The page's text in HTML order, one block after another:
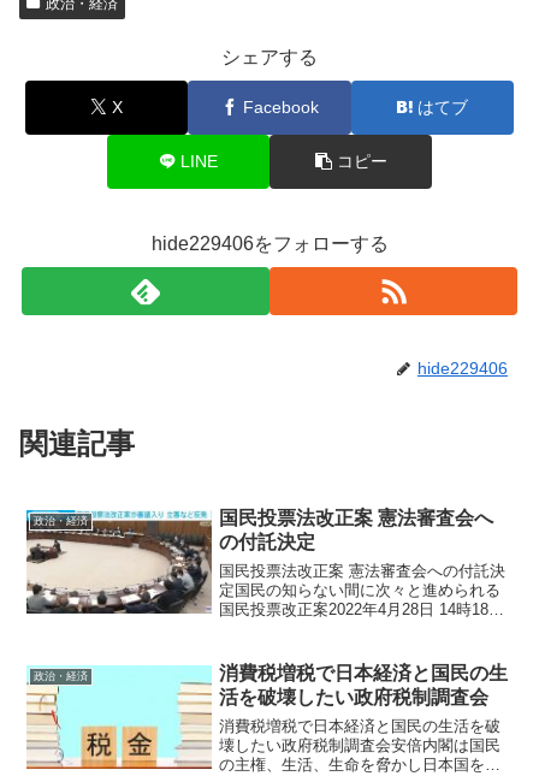
政治・経済
シェアする
X Facebook はてブ
LINE コピー
hide229406をフォローする
hide229406
関連記事
政治・経済
国民投票法改正案 憲法審査会へ
の付託決定
国民投票法改正案 憲法審査会への付託決
定国民の知らない間に次々と進められる
国民投票改正案2022年4月28日 14時18
整備する改正案の扱いについて、28日の
衆議院議院...
政治・経済
消費税増税で日本経済と国民の生
活を破壊したい政府税制調査会
消費税増税で日本経済と国民の生活を破
壊したい政府税制調査会安倍内閣は国民
の主権、生活、生命を脅かし日本国を破